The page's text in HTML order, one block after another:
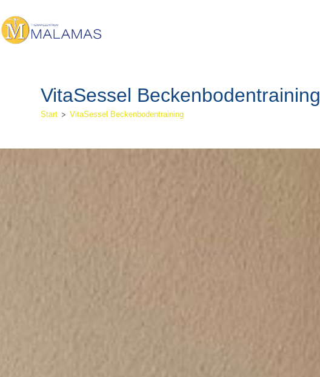
VitaSessel Beckenbodentraining
Start > VitaSessel Beckenbodentraining